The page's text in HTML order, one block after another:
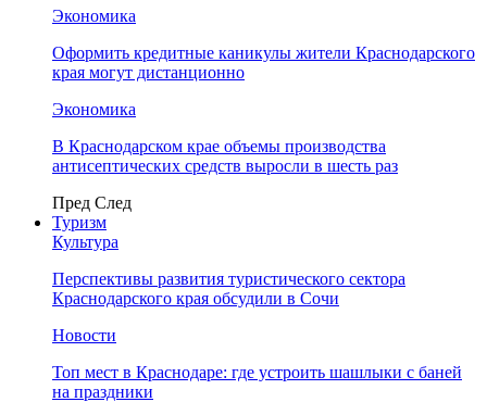
Экономика
Оформить кредитные каникулы жители Краснодарского
края могут дистанционно
Экономика
В Краснодарском крае объемы производства
антисептических средств выросли в шесть раз
Пред След
Туризм
Культура
Перспективы развития туристического сектора
Краснодарского края обсудили в Сочи
Новости
Топ мест в Краснодаре: где устроить шашлыки с баней
на праздники